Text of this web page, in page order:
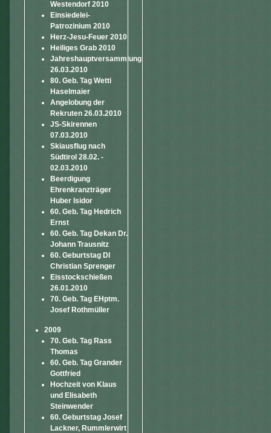
Westendorf 2010
Einsiedelei-
Patrozinium 2010
Herz-Jesu-Feuer 2010
Heiliges Grab 2010
Jahreshauptversammlung
26.03.2010
80. Geb. Tag Wetti
Haselmaier
Angelobung der
Rekruten 26.03.2010
JS-Skirennen
07.03.2010
Skiausflug nach
Südtirol 28.02. -
02.03.2010
Beerdigung
Ehrenkranzträger
Huber Isidor
60. Geb. Tag Hedrich
Ernst
60. Geb. Tag Dekan Dr.
Johann Trausnitz
60. Geburtstag DI
Christian Sprenger
Eisstockschießen
26.01.2010
70. Geb. Tag EHptm.
Josef Rothmüller
2009
70. Geb. Tag Rass
Thomas
60. Geb. Tag Grander
Gottfried
Hochzeit von Klaus
und Elisabeth
Steinwender
60. Geburtstag Josef
Lackner, Rummlerwirt